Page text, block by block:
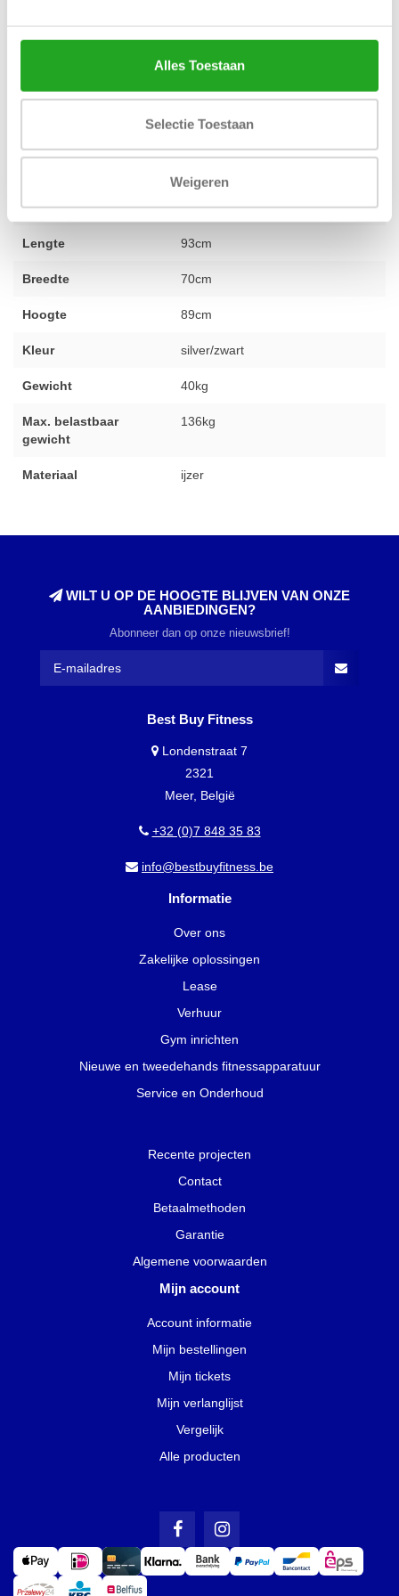
Alles Toestaan
Selectie Toestaan
Weigeren
assortiment zorgt ervoor dat je bij ons terechtkunt voor een
complete inrichting. Heb je vragen over deze buikspierbank of wil
je advies over de beste keuze voor jouw situatie? Ons deskundige
voor persoonlijk advies.
Conditie 2e hands gereviseerd
Lengte 93cm
Breedte 70cm
Hoogte 89cm
Kleur silver/zwart
Gewicht 40kg
Max. belastbaar
gewicht
136kg
Materiaal ijzer
WILT U OP DE HOOGTE BLIJVEN VAN ONZE
AANBIEDINGEN?
Abonneer dan op onze nieuwsbrief!
Best Buy Fitness
Londenstraat 7
2321
Meer, België
+32 (0)7 848 35 83
info@bestbuyfitness.be
Informatie
Over ons
Zakelijke oplossingen
Lease
Verhuur
Gym inrichten
Nieuwe en tweedehands fitnessapparatuur
Service en Onderhoud
Recente projecten
Contact
Betaalmethoden
Garantie
Algemene voorwaarden
Mijn account
Account informatie
Mijn bestellingen
Mijn tickets
Mijn verlanglijst
Vergelijk
Alle producten